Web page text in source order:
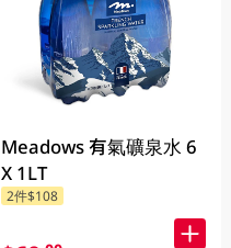
Meadows 有氣礦泉水 6
X 1LT
2件$108